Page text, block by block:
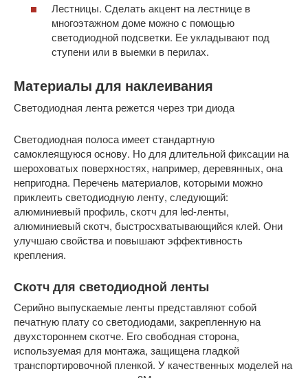
Лестницы. Сделать акцент на лестнице в
многоэтажном доме можно с помощью
светодиодной подсветки. Ее укладывают под
ступени или в выемки в перилах.
Материалы для наклеивания
Светодиодная лента режется через три диода
Светодиодная полоса имеет стандартную
самоклеящуюся основу. Но для длительной фиксации на
шероховатых поверхностях, например, деревянных, она
непригодна. Перечень материалов, которыми можно
приклеить светодиодную ленту, следующий:
алюминиевый профиль, скотч для led-ленты,
алюминиевый скотч, быстросхватывающийся клей. Они
улучшаю свойства и повышают эффективность
крепления.
Скотч для светодиодной ленты
Серийно выпускаемые ленты представляют собой
печатную плату со светодиодами, закрепленную на
двухстороннем скотче. Его свободная сторона,
используемая для монтажа, защищена гладкой
транспортировочной пленкой. У качественных моделей на